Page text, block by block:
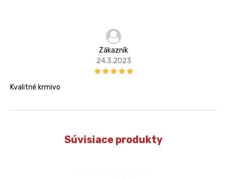
Zákazník
24.3.2023
Kvalitné krmivo
Súvisiace produkty